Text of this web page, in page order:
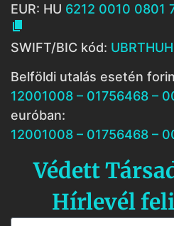
EUR: HU 6212 0010 0801

SWIFT/BIC kód:
Belföldi utalás esetén
12001008 – 01756468 –
euróban:
12001008 – 01756468 –
Védett
Hírlevél